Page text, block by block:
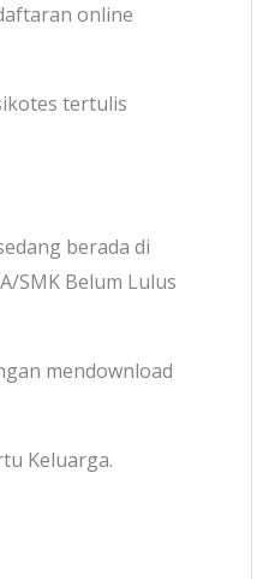
online
tertulis
berada di
SMK Belum Lulus
mendownload
Keluarga.